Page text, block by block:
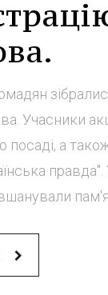
Учасники
а